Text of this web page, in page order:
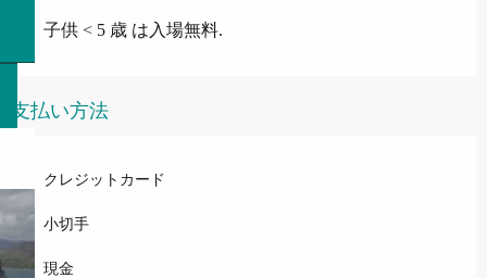
子供 < 5 歳 は入場無料.
支払い方法
クレジットカード
小切手
現金